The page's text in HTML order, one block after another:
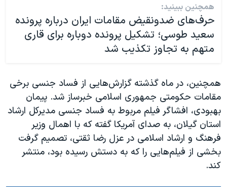
همچنین ببینید:
حرف‌های ضدونقیض مقامات ایران درباره پرونده
سعید طوسی؛ تشکیل پرونده دوباره برای قاری
متهم به تجاوز تکذیب شد
همچنین، در ماه گذشته گزارش‌هایی از فساد جنسی برخی
مقامات حکومتی جمهوری اسلامی خبرساز شد. پیمان
بهبودی، افشاگر فیلم مربوط به فساد جنسی مدیرکل ارشاد
استان گیلان، به صدای آمریکا گفته که با اهمال وزیر
فرهنگ و ارشاد اسلامی در عزل رضا ثقتی، تصمیم گرفت
بخشی از فیلم‌هایی را که به دستش رسیده بود، منتشر
کند.